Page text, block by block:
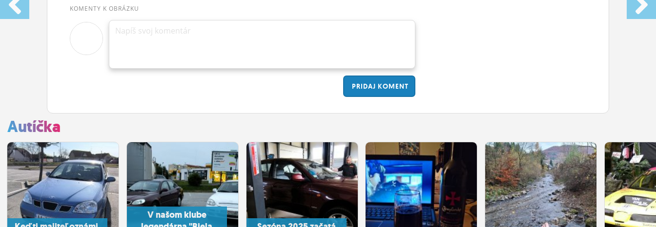
KOMENTY K OBRÁZKU
Napíš svoj komentár
PRIDAJ KOMENT
Autíčka
V našom klube